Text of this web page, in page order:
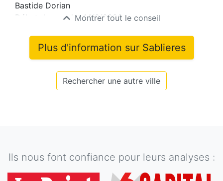
Bastide Dorian
Début du mandat14/2/2026
Montrer tout le conseil
Plus d'information sur Sablieres
Rechercher une autre ville
Ils nous font confiance pour leurs analyses :